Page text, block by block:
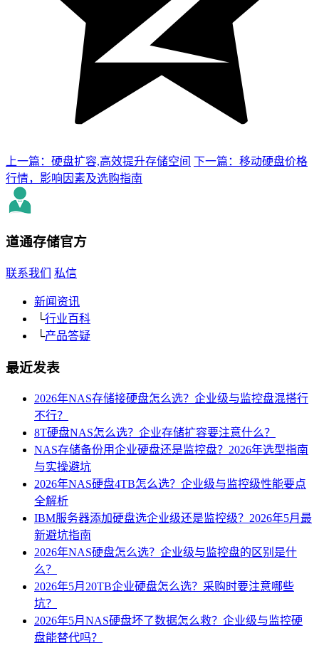
上一篇：硬盘扩容,高效提升存储空间 下一篇：移动硬盘价格
行情，影响因素及选购指南
道通存储官方
联系我们 私信
新闻资讯
└行业百科
└产品答疑
最近发表
2026年NAS存储接硬盘怎么选？企业级与监控盘混搭行
不行？
8T硬盘NAS怎么选？企业存储扩容要注意什么？
NAS存储备份用企业硬盘还是监控盘？2026年选型指南
与实操避坑
2026年NAS硬盘4TB怎么选？企业级与监控级性能要点
全解析
IBM服务器添加硬盘选企业级还是监控级？2026年5月最
新避坑指南
2026年NAS硬盘怎么选？企业级与监控盘的区别是什
么？
2026年5月20TB企业硬盘怎么选？采购时要注意哪些
坑？
2026年5月NAS硬盘坏了数据怎么救？企业级与监控硬
盘能替代吗？